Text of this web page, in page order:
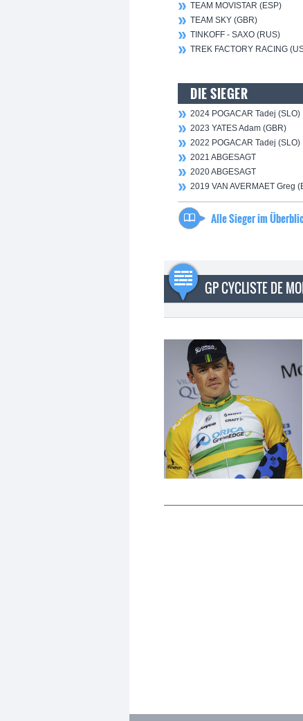
TEAM MOVISTAR (ESP)
TEAM SKY (GBR)
TINKOFF - SAXO (RUS)
TREK FACTORY RACING
DIE SIEGER
2024 POGACAR Tadej (SLO)
2023 YATES Adam (GBR)
2022 POGACAR Tadej (SLO)
2021 ABGESAGT
2020 ABGESAGT
2019 VAN AVERMAET Greg
Alle Sieger im
GP CYCLISTE DE